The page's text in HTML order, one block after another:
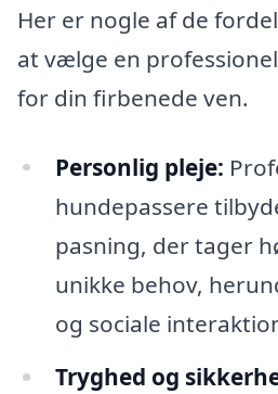
Her er nogle af de
at vælge en
for din firbenede ven.
Personlig pleje:
hundepassere
pasning, der tager
unikke behov,
og sociale
Tryghed og